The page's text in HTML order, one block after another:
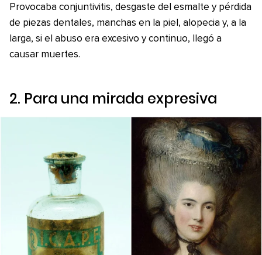
Provocaba conjuntivitis, desgaste del esmalte y pérdida
de piezas dentales, manchas en la piel, alopecia y, a la
larga, si el abuso era excesivo y continuo, llegó a
causar muertes.
2. Para una mirada expresiva